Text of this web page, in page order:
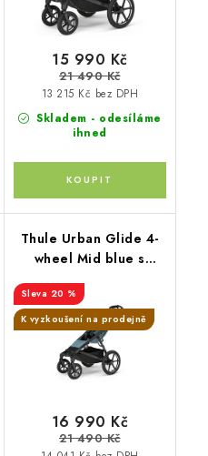
Skladem - odesíláme
ihned
13 215 Kč bez DPH
15 990 Kč
21 490 Kč
Thule Urban Glide 4-
wheel Mid blue s
magnetickou přezkou
20 %
K vyzkoušení na prodejně
16 990 Kč
21 490 Kč